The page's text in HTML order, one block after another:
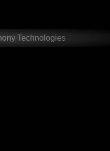
Technologies